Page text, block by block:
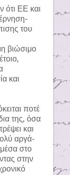
ότι ΕΕ και
του
βιώσιμο
και
ποτέ
της, όσα
και
αργά-
μέσα στο
στην